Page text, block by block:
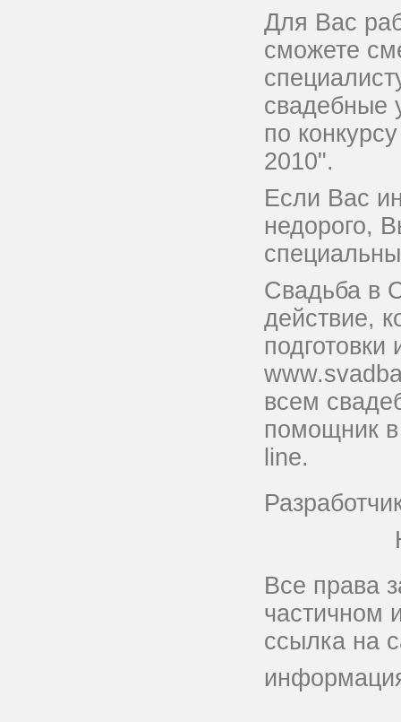
Для Вас
сможете
свадебные
по
2010".
Если Вас
недорого,
Свадьба в
действие,
всем
помощник
line.
Все права
частичном
ссылка на